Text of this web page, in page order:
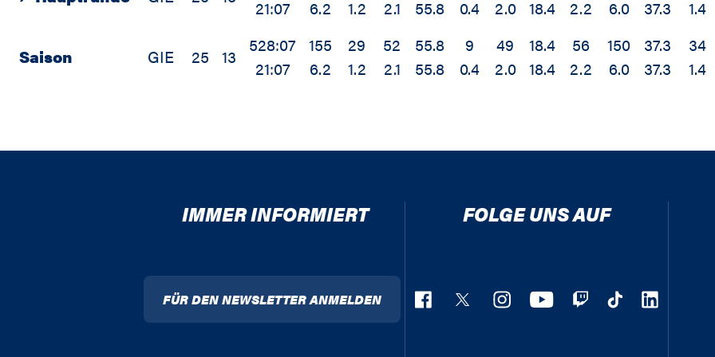
21:07
6.2
1.2
2.1
55.8
0.4
2.0 18.4
2.2
6.0
37.3
1.4
Saison GIE 25 13
528:07
21:07
155
6.2
29
1.2
52
2.1
55.8
55.8
9
0.4
49
2.0
18.4
18.4
56
2.2
150
6.0
37.3
37.3
34
1.4
IMMER INFORMIERT
FÜR DEN NEWSLETTER ANMELDEN
FOLGE UNS AUF